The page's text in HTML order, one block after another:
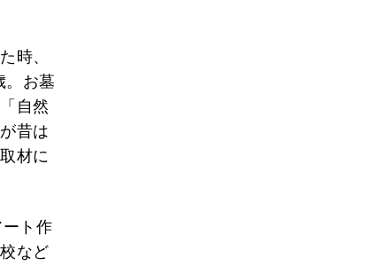
時、
。お墓
自然
昔は
材に
ト作
など